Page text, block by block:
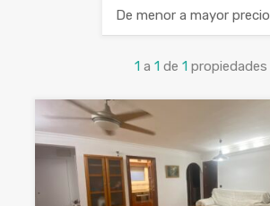
1 a 1 de 1 propiedades
De menor a mayor precio